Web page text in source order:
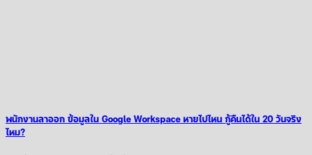
พนักงานลาออก ข้อมูลใน Google Workspace หายไปไหน กู้คืนได้ใน 20 วันจริง
ไหม?